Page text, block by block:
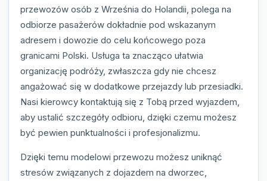
przewozów osób z Września do Holandii, polega na
odbiorze pasażerów dokładnie pod wskazanym
adresem i dowozie do celu końcowego poza
granicami Polski. Usługa ta znacząco ułatwia
organizację podróży, zwłaszcza gdy nie chcesz
angażować się w dodatkowe przejazdy lub przesiadki.
Nasi kierowcy kontaktują się z Tobą przed wyjazdem,
aby ustalić szczegóły odbioru, dzięki czemu możesz
być pewien punktualności i profesjonalizmu.
Dzięki temu modelowi przewozu możesz uniknąć
stresów związanych z dojazdem na dworzec,